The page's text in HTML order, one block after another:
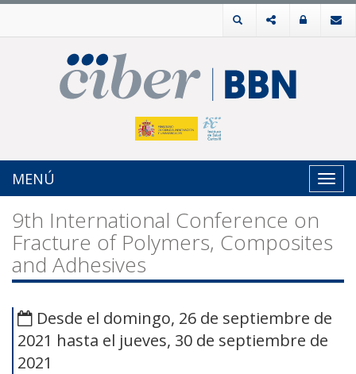
MENÚ
9th International Conference on
Fracture of Polymers, Composites
and Adhesives
Desde el domingo, 26 de septiembre de
2021 hasta el jueves, 30 de septiembre de
2021